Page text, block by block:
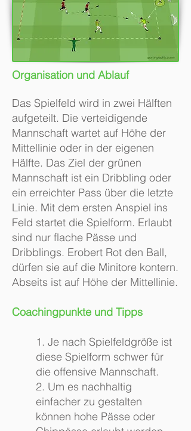
Organisation und Ablauf
Das Spielfeld wird in zwei Hälften
aufgeteilt. Die verteidigende
Mannschaft wartet auf Höhe der
Mittellinie oder in der eigenen
Hälfte. Das Ziel der grünen
Mannschaft ist ein Dribbling oder
ein erreichter Pass über die letzte
Linie. Mit dem ersten Anspiel ins
Feld startet die Spielform. Erlaubt
sind nur flache Pässe und
Dribblings. Erobert Rot den Ball,
dürfen sie auf die Minitore kontern.
Abseits ist auf Höhe der Mittellinie.
Coachingpunkte und Tipps
1. Je nach Spielfeldgröße ist
diese Spielform schwer für
die offensive Mannschaft.
2. Um es nachhaltig
einfacher zu gestalten
können hohe Pässe oder